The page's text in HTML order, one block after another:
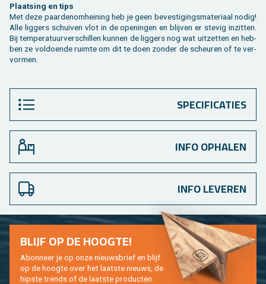
Plaat­sing en tips
Met deze paar­de­nom­hei­ning heb je geen be­ves­ti­gings­ma­te­ri­aal nodig!
Alle lig­gers schui­ven vlot in de ope­nin­gen en blij­ven er ste­vig in­zit­ten.
Bij tem­pe­ra­tuur­ver­schil­len kun­nen de lig­gers nog wat uit­zet­ten en heb­
ben ze vol­doen­de ruim­te om dit te doen zon­der de scheu­ren of te ver­
vor­men.
SPECIFICATIES
INFO OPHALEN
INFO LEVEREN
BLIJF OP DE HOOG­TE!
Abon­neer je op onze nieuws­brief en blijf
op de hoog­te over het laat­ste nieuws, de
hip­s­te trends of de laat­ste pro­duc­ten.